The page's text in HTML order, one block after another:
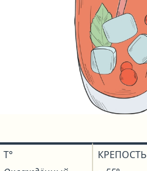
T°
КРЕПОСТЬ